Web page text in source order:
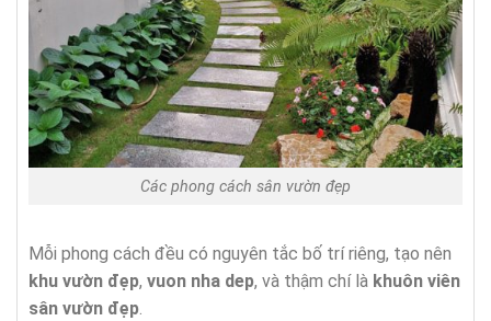
Các phong cách sân vườn đẹp
Mỗi phong cách đều có nguyên tắc bố trí riêng, tạo nên
khu vườn đẹp, vuon nha dep, và thậm chí là khuôn viên
sân vườn đẹp.